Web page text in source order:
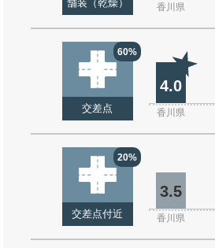
舗装（乾燥） 香川県
60%
交差点
4.0
香川県
20%
交差点付近
3.5
香川県